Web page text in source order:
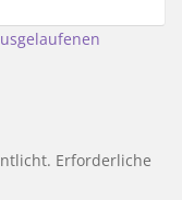
Erforderliche